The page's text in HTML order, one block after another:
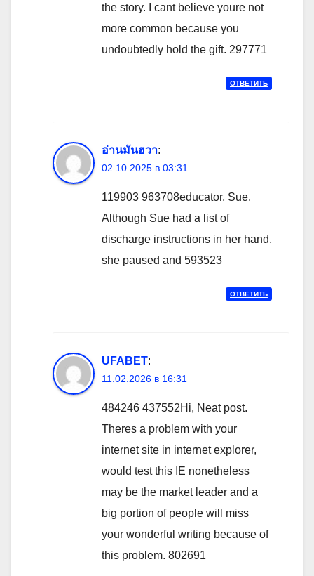
the story. I cant believe youre not
more common because you
undoubtedly hold the gift. 297771
ОТВЕТИТЬ
อ่านมันฮวา:
02.10.2025 в 03:31
119903 963708educator, Sue.
Although Sue had a list of
discharge instructions in her hand,
she paused and 593523
ОТВЕТИТЬ
UFABET:
11.02.2026 в 16:31
484246 437552Hi, Neat post.
Theres a problem with your
internet site in internet explorer,
would test this IE nonetheless
may be the market leader and a
big portion of people will miss
your wonderful writing because of
this problem. 802691